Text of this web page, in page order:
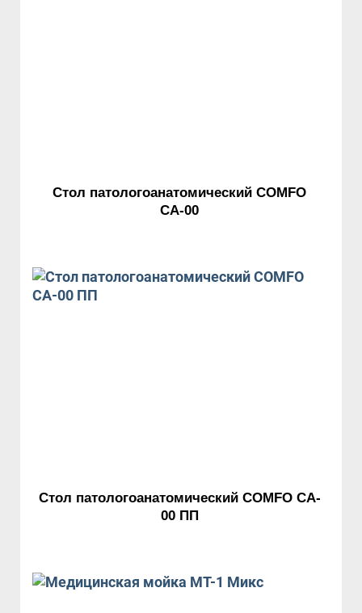
Стол патологоанатомический COMFO
СА-00
Стол патологоанатомический COMFO CA-
00 ПП